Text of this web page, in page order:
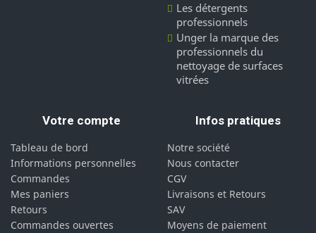
Les détergents
professionnels
Unger la marque des
professionnels du
nettoyage de surfaces
vitrées
Votre compte
Tableau de bord
Informations personnelles
Commandes
Mes paniers
Retours
Commandes ouvertes
Infos pratiques
Notre société
Nous contacter
CGV
Livraisons et Retours
SAV
Moyens de paiement